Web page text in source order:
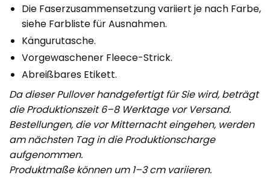
Die Faserzusammensetzung variiert je nach Farbe,
siehe Farbliste für Ausnahmen.
Kängurutasche.
Vorgewaschener Fleece-Strick.
Abreißbares Etikett.
Da dieser Pullover handgefertigt für Sie wird, beträgt
die Produktionszeit 6–8 Werktage vor Versand.
Bestellungen, die vor Mitternacht eingehen, werden
am nächsten Tag in die Produktionscharge
aufgenommen.
Produktmaße können um 1–3 cm variieren.